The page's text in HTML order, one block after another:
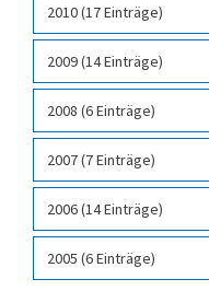
2010 (17 Einträge)
2009 (14 Einträge)
2008 (6 Einträge)
2007 (7 Einträge)
2006 (14 Einträge)
2005 (6 Einträge)